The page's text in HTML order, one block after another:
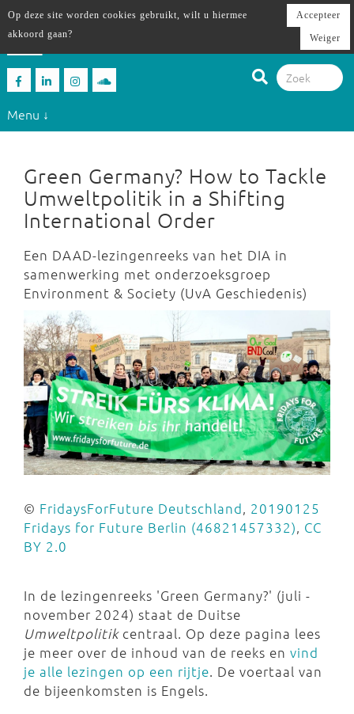
Menu ↓
Green Germany? How to Tackle
Umweltpolitik in a Shifting
International Order
Een DAAD-lezingenreeks van het DIA in
samenwerking met onderzoeksgroep
Environment & Society (UvA Geschiedenis)
© FridaysForFuture Deutschland, 20190125
Fridays for Future Berlin (46821457332), CC
BY 2.0
In de lezingenreeks 'Green Germany?' (juli -
november 2024) staat de Duitse
Umweltpolitikcentraal. Op deze pagina lees
je meer over de inhoud van de reeks en vind
je alle lezingen op een rijtje. De voertaal van
de bijeenkomsten is Engels.
Op deze site worden cookies gebruikt, wilt u hiermee
akkoord gaan?
Accepteer
Weiger